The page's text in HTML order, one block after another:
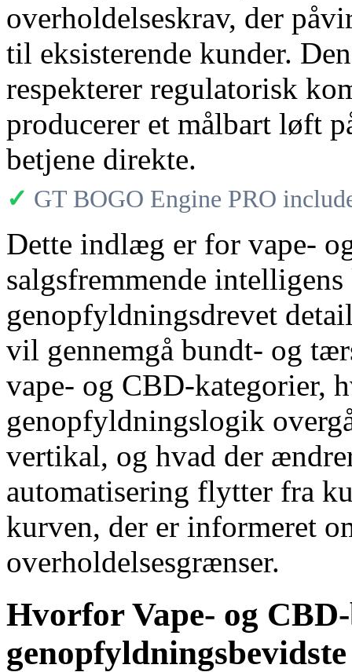
overholdelseskrav, der
til eksisterende kunder.
respekterer regulatorisk
producerer et målbart løft
betjene direkte.
✓ GT BOGO Engine PRO
Dette indlæg er for vape-
salgsfremmende
genopfyldningsdrevet
vil gennemgå bundt- og
vape- og CBD-kategorier,
genopfyldningslogik
vertikal, og hvad der
automatisering flytter fra
kurven, der er informeret
overholdelsesgrænser.
Hvorfor Vape- og